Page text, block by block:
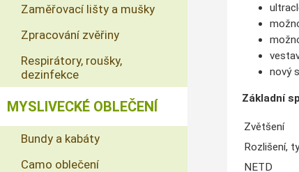
nový
Základní
Zvětšení
Rozlišení,
NETD
Zaměřovací lišty a mušky
Zpracování zvěřiny
Respirátory, roušky,
dezinfekce
MYSLIVECKÉ OBLEČENÍ
Bundy a kabáty
Camo oblečení